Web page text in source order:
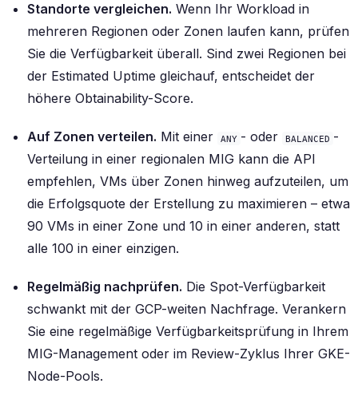
Standorte vergleichen. Wenn Ihr Workload in
mehreren Regionen oder Zonen laufen kann, prüfen
Sie die Verfügbarkeit überall. Sind zwei Regionen bei
der Estimated Uptime gleichauf, entscheidet der
höhere Obtainability-Score.
Auf Zonen verteilen. Mit einer ANY - oder BALANCED -
Verteilung in einer regionalen MIG kann die API
empfehlen, VMs über Zonen hinweg aufzuteilen, um
die Erfolgsquote der Erstellung zu maximieren – etwa
90 VMs in einer Zone und 10 in einer anderen, statt
alle 100 in einer einzigen.
Regelmäßig nachprüfen. Die Spot-Verfügbarkeit
schwankt mit der GCP-weiten Nachfrage. Verankern
Sie eine regelmäßige Verfügbarkeitsprüfung in Ihrem
MIG-Management oder im Review-Zyklus Ihrer GKE-
Node-Pools.